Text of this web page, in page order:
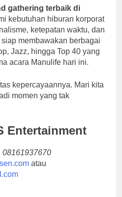
gathering terbaik di
kebutuhan hiburan korporat
ketepatan waktu, dan
membawakan berbagai
Jazz, hingga Top 40 yang
acara Manulife hari ini.
kepercayaannya. Mari kita
momen yang tak
Entertainment
08161937670
atau